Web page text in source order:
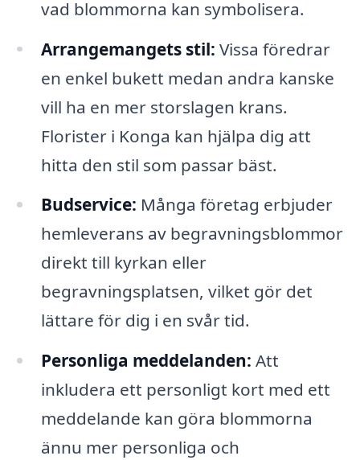
vad blommorna kan symbolisera.
Arrangemangets stil: Vissa föredrar
en enkel bukett medan andra kanske
vill ha en mer storslagen krans.
Florister i Konga kan hjälpa dig att
hitta den stil som passar bäst.
Budservice: Många företag erbjuder
hemleverans av begravningsblommor
direkt till kyrkan eller
begravningsplatsen, vilket gör det
lättare för dig i en svår tid.
Personliga meddelanden: Att
inkludera ett personligt kort med ett
meddelande kan göra blommorna
ännu mer personliga och